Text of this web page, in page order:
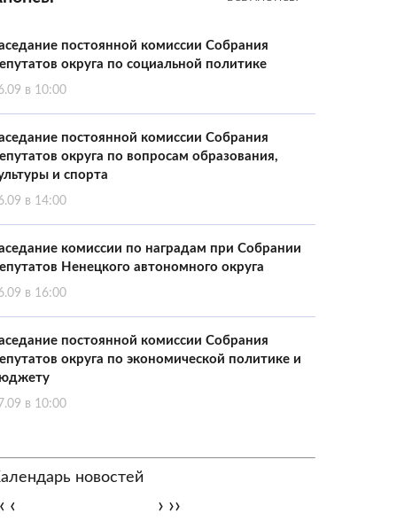
постоянной комиссии Собрания
округа по социальной политике
в 10:00
постоянной комиссии Собрания
округа по вопросам образования,
и спорта
в 14:00
комиссии по наградам при Собрании
Ненецкого автономного округа
в 16:00
постоянной комиссии Собрания
округа по экономической политике и
в 10:00
новостей
‹ › ››